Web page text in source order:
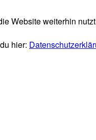
Website weiterhin
hier: